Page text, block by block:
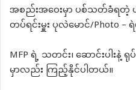
အစည်းအဝေးမှာ ပစ်သတ်ခံရတဲ့ ယ
တပ်ရင်းမှူး ပုလဲမောင်/Photo –
MFP ရဲ့ သတင်း၊ ဆောင်းပ
မှာလည်း ကြည့်နိုင်ပါတယ်။